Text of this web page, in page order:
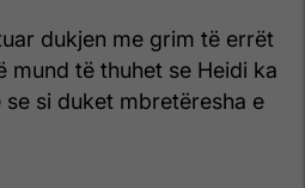
dukjen me grim të errët
mund të thuhet se Heidi ka
si duket mbretëresha e